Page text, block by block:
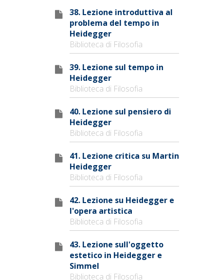
38. Lezione introduttiva al
problema del tempo in
Heidegger
Biblioteca di Filosofia
39. Lezione sul tempo in
Heidegger
Biblioteca di Filosofia
40. Lezione sul pensiero di
Heidegger
Biblioteca di Filosofia
41. Lezione critica su Martin
Heidegger
Biblioteca di Filosofia
42. Lezione su Heidegger e
l'opera artistica
Biblioteca di Filosofia
43. Lezione sull'oggetto
estetico in Heidegger e
Simmel
Biblioteca di Filosofia